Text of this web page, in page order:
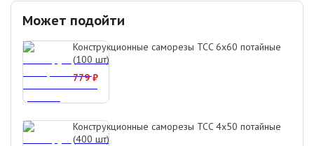
Может подойти
Конструкционные саморезы TCC 6х60 потайные
(100 шт)
779 ₽
Конструкционные саморезы TCC 4х50 потайные
(400 шт)